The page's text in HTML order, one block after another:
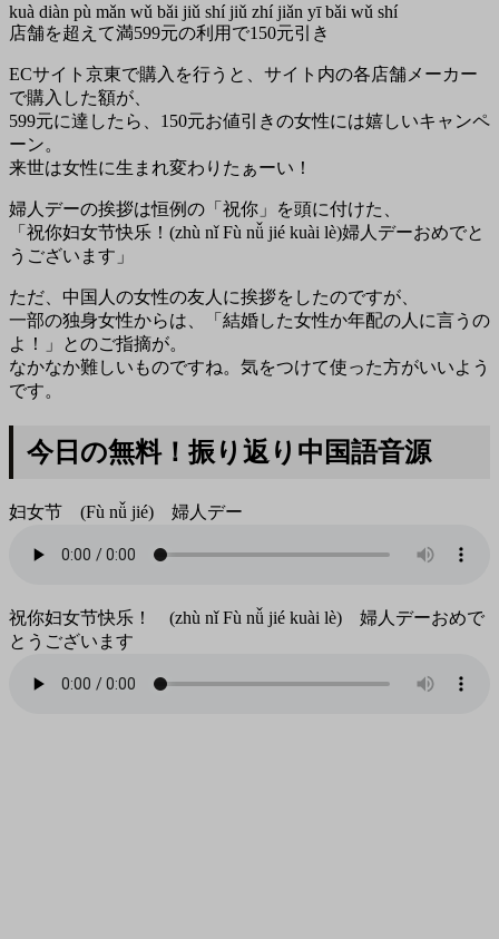
kuà diàn pù mǎn wǔ bǎi jiǔ shí jiǔ zhí jiǎn yī bǎi wǔ shí
店舗を超えて満599元の利用で150元引き
ECサイト京東で購入を行うと、サイト内の各店舗メーカー
で購入した額が、
599元に達したら、150元お値引きの女性には嬉しいキャンペ
ーン。
来世は女性に生まれ変わりたぁーい！
婦人デーの挨拶は恒例の「祝你」を頭に付けた、
「祝你妇女节快乐！(zhù nǐ Fù nǚ jié kuài lè)婦人デーおめでと
うございます」
ただ、中国人の女性の友人に挨拶をしたのですが、
一部の独身女性からは、「結婚した女性か年配の人に言うの
よ！」とのご指摘が。
なかなか難しいものですね。気をつけて使った方がいいよう
です。
今日の無料！振り返り中国語音源
妇女节 (Fù nǚ jié) 婦人デー
祝你妇女节快乐！ (zhù nǐ Fù nǚ jié kuài lè) 婦人デーおめで
とうございます